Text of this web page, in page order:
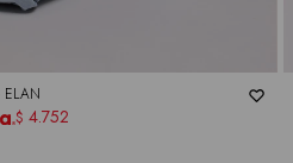
ELAN
$ 4.752